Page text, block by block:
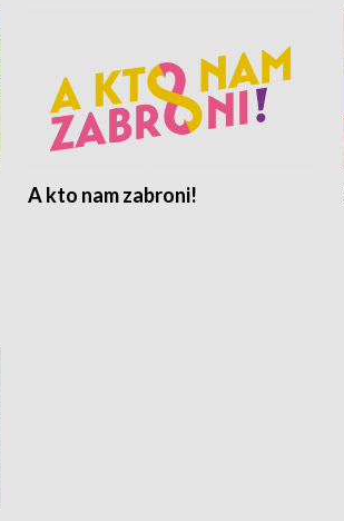
A kto nam zabroni!